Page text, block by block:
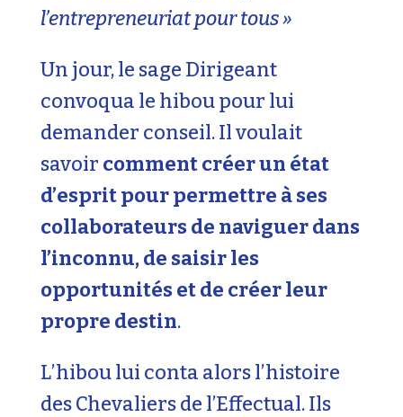
l’entrepreneuriat pour tous »
Un jour, le sage Dirigeant
convoqua le hibou pour lui
demander conseil. Il voulait
savoir comment créer un état
d’esprit pour permettre à ses
collaborateurs de naviguer dans
l’inconnu, de saisir les
opportunités et de créer leur
propre destin.
L’hibou lui conta alors l’histoire
des Chevaliers de l’Effectual. Ils